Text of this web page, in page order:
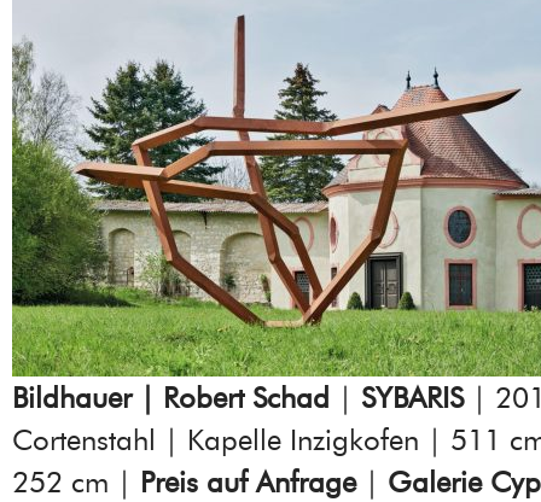
Bildhauer | Robert Schad | SYBARIS|
Cortenstahl | Kapelle Inzigkofen | 511
252 cm | Preis auf Anfrage| Galerie